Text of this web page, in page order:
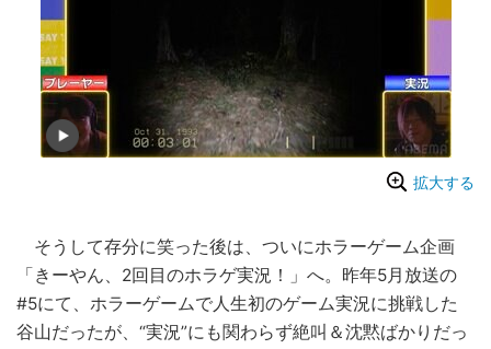
拡大する
そうして存分に笑った後は、ついにホラーゲーム企画
「きーやん、2回目のホラゲ実況！」へ。昨年5月放送の
#5にて、ホラーゲームで人生初のゲーム実況に挑戦した
谷山だったが、“実況”にも関わらず絶叫＆沈黙ばかりだっ